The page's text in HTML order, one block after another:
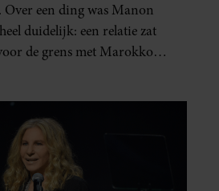
een ding was Manon
duidelijk: een relatie zat
de grens met Marokko
zo stellig gezegd: dit wordt